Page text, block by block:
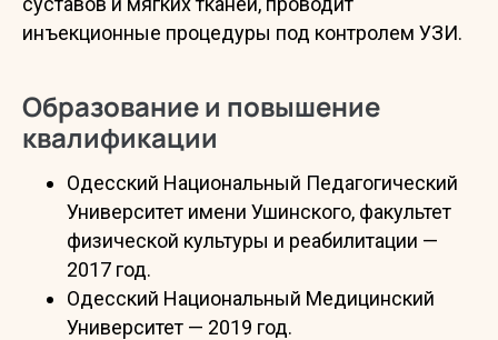
инъекционные процедуры под контролем УЗИ.
Образование и повышение
квалификации
Одесский Национальный Педагогический
Университет имени Ушинского, факультет
физической культуры и реабилитации —
2017 год.
Одесский Национальный Медицинский
Университет — 2019 год.